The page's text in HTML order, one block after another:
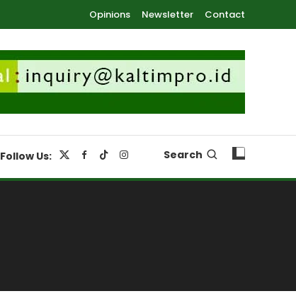
Opinions Newsletter Contact
Follow Us: Search